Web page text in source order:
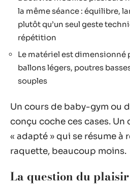
la même séance : équilibre,
plutôt qu’un seul geste
répétition
Le matériel est dimensionné
ballons légers, poutres
souples
Un cours de baby-gym ou
conçu coche ces cases. Un
« adapté » qui se résume à
raquette, beaucoup moins.
La question du